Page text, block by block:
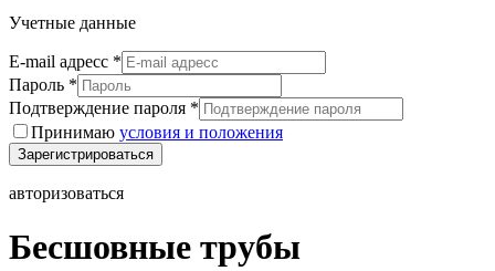
Учетные данные
E-mail адресс *
Пароль *
Подтверждение пароля *
Принимаю условия и положения
Зарегистрироваться
авторизоваться
Бесшовные трубы